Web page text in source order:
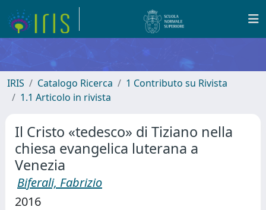
IRIS Catalogo Ricerca
1 Contributo su Rivista
1.1 Articolo in rivista
Il Cristo «tedesco» di Tiziano nella
chiesa evangelica luterana a
Venezia
Biferali, Fabrizio
2016